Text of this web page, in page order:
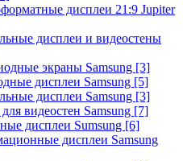
дисплеи 21:9 Jupiter
дисплеи и видеостены
экраны Samsung [3]
дисплеи Samsung [5]
дисплеи Samsung [3]
видеостен Samsung [7]
дисплеи Sumsung [6]
дисплеи Samsung